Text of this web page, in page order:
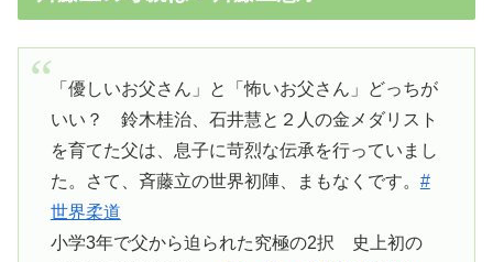
「優しいお父さん」と「怖いお父さん」どっちが
いい？ 鈴木桂治、石井慧と２人の金メダリスト
を育てた父は、息子に苛烈な伝承を行っていまし
た。さて、斉藤立の世界初陣、まもなくです。 #
世界柔道
小学3年で父から迫られた究極の2択 史上初の